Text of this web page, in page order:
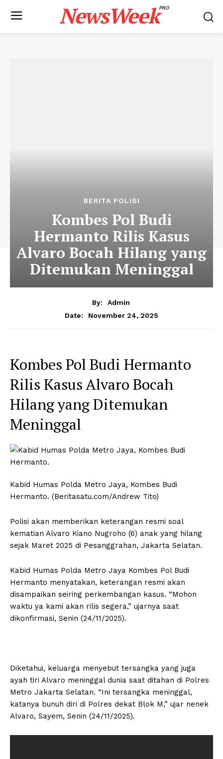
NewsWeekPRO
BERITA POLISI
Kombes Pol Budi
Hermanto Rilis Kasus
Alvaro Bocah Hilang yang
Ditemukan Meninggal
By:
Admin
Date:
November 24, 2025
Kombes Pol Budi Hermanto
Rilis Kasus Alvaro Bocah
Hilang yang Ditemukan
Meninggal
Kabid Humas Polda Metro Jaya, Kombes Budi
Hermanto. (Beritasatu.com/Andrew Tito)
Polisi akan memberikan keterangan resmi soal
kematian Alvaro Kiano Nugroho (6) anak yang hilang
sejak Maret 2025 di Pesanggrahan, Jakarta Selatan.
Kabid Humas Polda Metro Jaya Kombes Pol Budi
Hermanto menyatakan, keterangan resmi akan
disampaikan seiring perkembangan kasus. “Mohon
waktu ya kami akan rilis segera,” ujarnya saat
dikonfirmasi, Senin (24/11/2025).
Diketahui, keluarga menyebut tersangka yang juga
ayah tiri Alvaro meninggal dunia saat ditahan di Polres
Metro Jakarta Selatan. “Ini tersangka meninggal,
katanya bunuh diri di Polres dekat Blok M,” ujar nenek
Alvaro, Sayem, Senin (24/11/2025).